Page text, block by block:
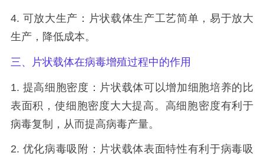
4. 可放大生产：片状载体生产工艺简单，易于放大
生产，降低成本。
三、片状载体在病毒增殖过程中的作用
1. 提高细胞密度：片状载体可以增加细胞培养的比
表面积，使细胞密度大大提高。高细胞密度有利于
病毒复制，从而提高病毒产量。
2. 优化病毒吸附：片状载体表面特性有利于病毒吸